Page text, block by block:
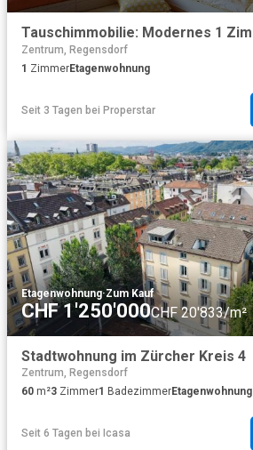
Zentrum, Regensdorf
1 ZimmerEtagenwohnung
Seit 3 Tagen bei Properstar
Etagenwohnung·Zum Kauf
CHF 1'250'000CHF 20'833/m²
Stadtwohnung im Zürcher Kreis 4
Zentrum, Regensdorf
60 m²3 Zimmer1 BadezimmerEtagenwohnung
Seit 6 Tagen bei Icasa